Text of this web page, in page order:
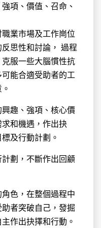
項、價值、召命、
業市場及工作崗位
思性和討論， 過程
服一些大腦慣性抗
能合適受助者的工
趣、強項、核心價
和機遇，作出抉
及行動計劃。
劃，不斷作出回顧
色，在整個過程中
者突破自己，發掘
作出抉擇和行動。